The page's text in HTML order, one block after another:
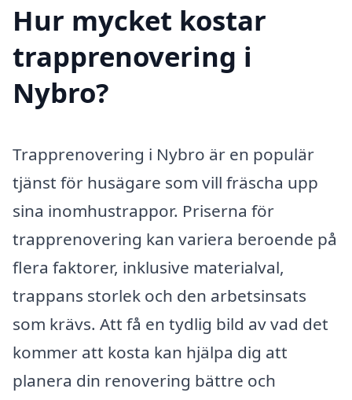
Hur mycket kostar
trapprenovering i
Nybro?
Trapprenovering i Nybro är en populär
tjänst för husägare som vill fräscha upp
sina inomhustrappor. Priserna för
trapprenovering kan variera beroende på
flera faktorer, inklusive materialval,
trappans storlek och den arbetsinsats
som krävs. Att få en tydlig bild av vad det
kommer att kosta kan hjälpa dig att
planera din renovering bättre och